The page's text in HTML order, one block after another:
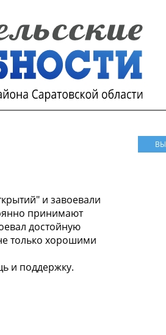
и завоевали
принимают
достойную
только хорошими
и поддержку.